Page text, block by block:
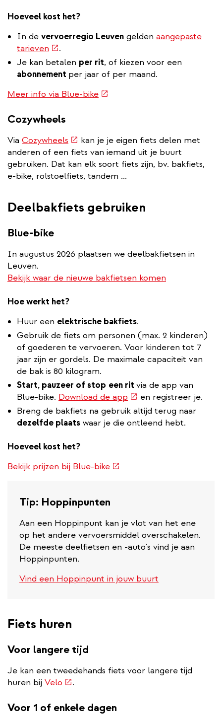
Hoeveel kost het?
In de vervoerregio Leuven gelden aangepaste
tarieven (externe
link)
.
Je kan betalen per rit, of kiezen voor een
abonnement per jaar of per maand.
Meer info via Blue-bike(externe
Cozywheels
Via Cozywheels (externe
link)
kan je je eigen fiets delen met
anderen of een fiets van iemand uit je buurt
gebruiken. Dat kan elk soort fiets zijn, bv. bakfiets,
e-bike, rolstoelfiets, tandem ...
Deelbakfiets gebruiken
Blue-bike
In augustus 2026 plaatsen we deelbakfietsen in
Leuven.
Bekijk waar de nieuwe bakfietsen komen
Hoe werkt het?
Huur een elektrische bakfiets.
Gebruik de fiets om personen (max. 2 kinderen)
of goederen te vervoeren. Voor kinderen tot 7
jaar zijn er gordels. De maximale capaciteit van
de bak is 80 kilogram.
Start, pauzeer of stop een rit via de app van
Blue-bike. Download de app (externe
link)
en registreer je.
Breng de bakfiets na gebruik altijd terug naar
dezelfde plaats waar je die ontleend hebt.
Hoeveel kost het?
Bekijk prijzen bij Blue-bike(externe
Tip: Hoppinpunten
Aan een Hoppinpunt kan je vlot van het ene
op het andere vervoersmiddel overschakelen.
De meeste deelfietsen en -auto's vind je aan
Hoppinpunten.
Vind een Hoppinpunt in jouw buurt
Fiets huren
Voor langere tijd
Je kan een tweedehands fiets voor langere tijd
huren bij Velo (externe
.
Voor 1 of enkele dagen